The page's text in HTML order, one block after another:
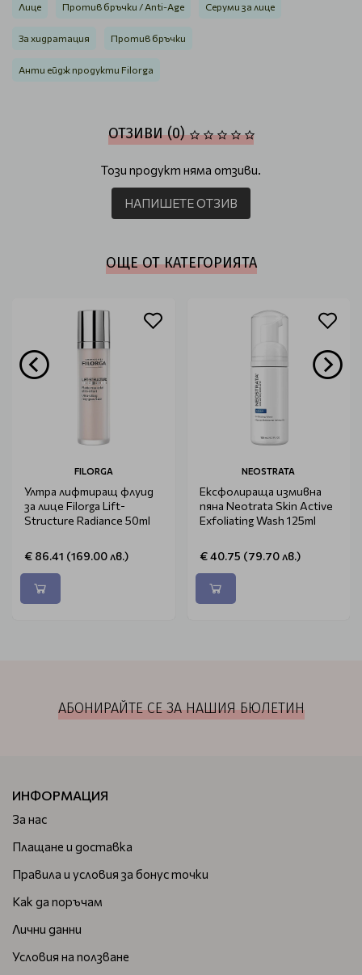
Лице Против бръчки / Anti-Age Серуми за лице
За хидратация Против бръчки
Анти ейдж продукти Filorga
ОТЗИВИ (0)
Този продукт няма отзиви.
НАПИШЕТЕ ОТЗИВ
ОЩЕ ОТ КАТЕГОРИЯТА
FILORGA
Ултра лифтиращ флуид
за лице Filorga Lift-
Structure Radiance 50ml
€ 86.41 (169.00 лв.)
NEOSTRATA
Ексфолираща измивна
пяна Neotrata Skin Active
Exfoliating Wash 125ml
€ 40.75 (79.70 лв.)
АБОНИРАЙТЕ СЕ ЗА НАШИЯ БЮЛЕТИН
ИНФОРМАЦИЯ
За нас
Плащане и доставка
Правила и условия за бонус точки
Как да поръчам
Лични данни
Условия на ползване